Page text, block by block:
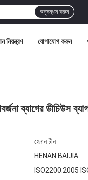
অনুসন্ধান করুন
নিয়ন্ত্রণ যোগাযোগ করুন
ব্যাগের ডীচিউস
হেনান চীন
HENAN BAIJIA
ISO2200:2005